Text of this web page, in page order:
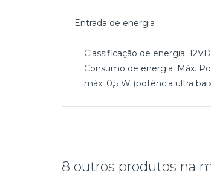
Entrada de energia
Classificação de energia:
Consumo de energia: Máx.
máx. 0,5 W (potência ultra
8 outros produtos na